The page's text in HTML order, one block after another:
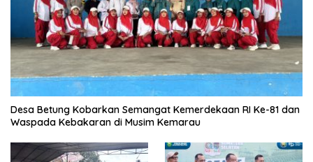
Desa Betung Kobarkan Semangat Kemerdekaan RI Ke-81 dan
Waspada Kebakaran di Musim Kemarau